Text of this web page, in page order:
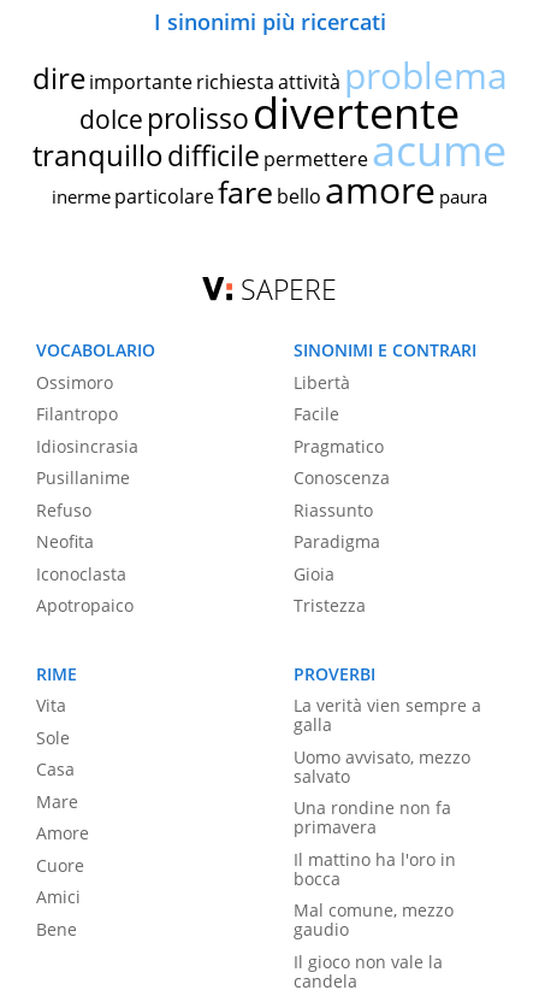
I sinonimi più ricercati
dire importante richiestaattività problema
dolce prolissodivertente
tranquillodifficile permettereacume
inerme particolarefare bello amore paura
SAPERE
VOCABOLARIO
Ossimoro
Filantropo
Idiosincrasia
Pusillanime
Refuso
Neofita
Iconoclasta
Apotropaico
SINONIMI E CONTRARI
Libertà
Facile
Pragmatico
Conoscenza
Riassunto
Paradigma
Gioia
Tristezza
RIME
Vita
Sole
Casa
Mare
Amore
Cuore
Amici
Bene
PROVERBI
La verità vien sempre a
galla
Uomo avvisato, mezzo
salvato
Una rondine non fa
primavera
Il mattino ha l'oro in
bocca
Mal comune, mezzo
gaudio
Il gioco non vale la
candela